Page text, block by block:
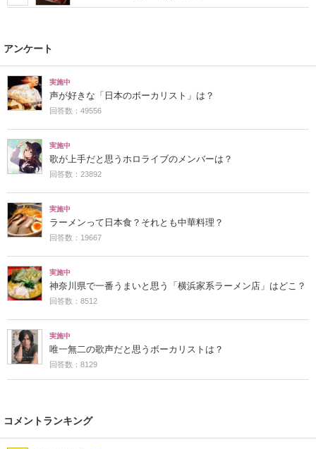
アンケート
実施中
声が好きな「日本のボーカリスト」は？
回答数：49556
実施中
歌が上手だと思うホロライブのメンバーは？
回答数：23892
実施中
ラーメンって日本食？それとも中華料理？
回答数：19667
実施中
神奈川県で一番うまいと思う「横浜家系ラーメン店」はどこ？
回答数：8512
実施中
唯一無二の歌声だと思うボーカリストは？
回答数：8129
コメントランキング